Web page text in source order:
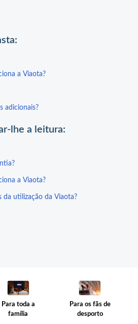
a Viaota?
adicionais?
lhe a leitura:
a Viaota?
da utilização da Viaota?
Para toda a
família
Para os fãs de
desporto